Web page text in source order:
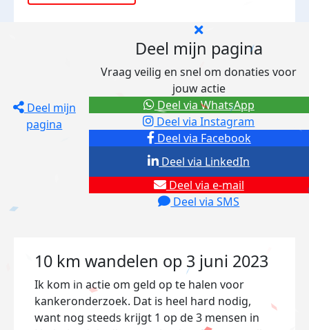
Deel mijn
pagina
Deel mijn pagina
Vraag veilig en snel om donaties voor
jouw actie
Deel via Facebook
Deel via Instagram
Deel via e-mail
Deel via SMS
Deel via LinkedIn
Deel via WhatsApp
10 km wandelen op 3 juni 2023
Ik kom in actie om geld op te halen voor
kankeronderzoek. Dat is heel hard nodig,
want nog steeds krijgt 1 op de 3 mensen in